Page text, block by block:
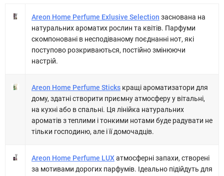
Areon Home Perfume Exlusive Selection заснована на
натуральних ароматих рослин та квітів. Парфуми
скомпоновані в несподіваному поєднанні нот, які
поступово розкриваються, постійно змінюючи
настрій.
Areon Home Perfume Sticks кращі ароматизатори для
дому, здатні створити приємну атмосферу у вітальні,
на кухні або в спальні. Ця лінійка натуральних
ароматів з теплими і тонкими нотами буде радувати не
тільки господиню, але і її домочадців.
Areon Home Perfume LUXатмосферні запахи, створені
за мотивами дорогих парфумів. Ідеально підійдуть для